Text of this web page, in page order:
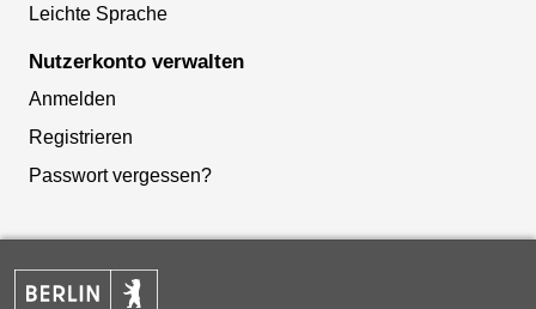
Leichte Sprache
Nutzerkonto verwalten
Anmelden
Registrieren
Passwort vergessen?